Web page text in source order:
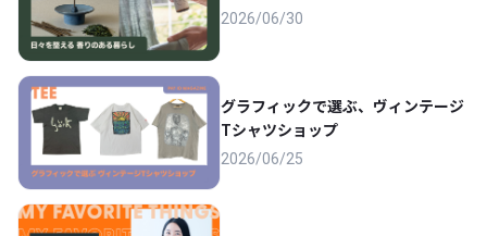
2026/06/30
グラフィックで選ぶ、ヴィンテージ
Tシャツショップ
2026/06/25